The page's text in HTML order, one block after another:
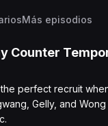
Más episodios
Counter
perfect recruit
Gelly, and